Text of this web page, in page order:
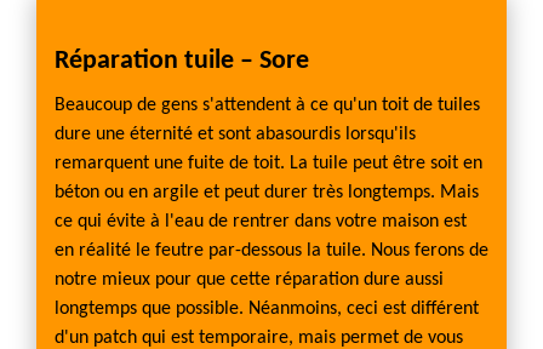
Réparation tuile – Sore
Beaucoup de gens s'attendent à ce qu'un toit de tuiles
dure une éternité et sont abasourdis lorsqu'ils
remarquent une fuite de toit. La tuile peut être soit en
béton ou en argile et peut durer très longtemps. Mais
ce qui évite à l'eau de rentrer dans votre maison est
en réalité le feutre par-dessous la tuile. Nous ferons de
notre mieux pour que cette réparation dure aussi
longtemps que possible. Néanmoins, ceci est différent
d'un patch qui est temporaire, mais permet de vous